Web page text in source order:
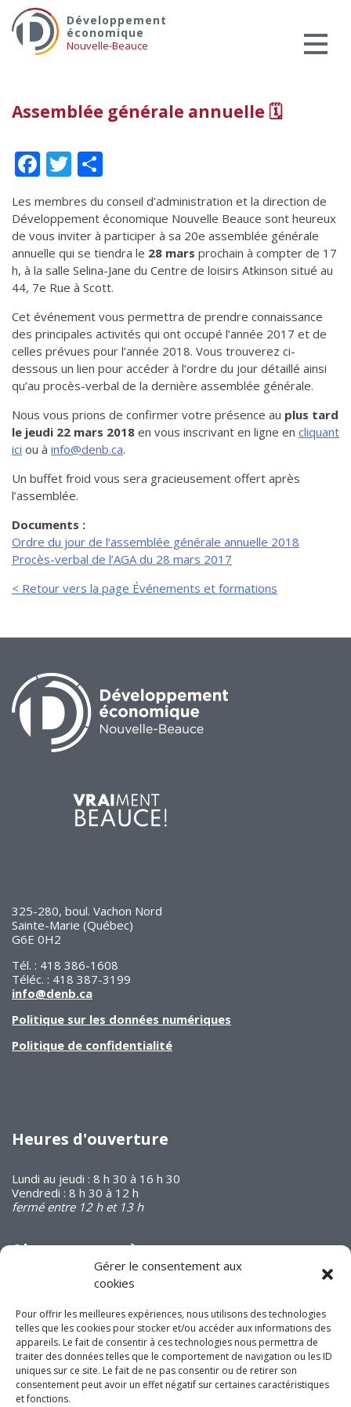
Gérer le consentement aux
cookies
Pour offrir les meilleures expériences, nous utilisons des technologies
telles que les cookies pour stocker et/ou accéder aux informations des
appareils. Le fait de consentir à ces technologies nous permettra de
traiter des données telles que le comportement de navigation ou les ID
uniques sur ce site. Le fait de ne pas consentir ou de retirer son
consentement peut avoir un effet négatif sur certaines caractéristiques
et fonctions.
Services aux entreprises
Pro Bono
Services-conseils – relève
ACCOMPAGNEMENT RH
Zones et parcs industriels
TARIFS AMÉRICAINS
Créavenir
Fonds locaux d’investissement et
de solidarité
Futurpreneur
Toile entrepreneuriale Nouvelle-
Documentation
content
Développement
économique
Nouvelle-Beauce
Assemblée générale annuelle 🗓
Facebook
Twitter
Les membres du conseil d’administration et la direction de
Développement économique Nouvelle Beauce sont heureux
de vous inviter à participer à sa 20e assemblée générale
annuelle qui se tiendra le 28 mars prochain à compter de 17
h, à la salle Selina-Jane du Centre de loisirs Atkinson situé au
44, 7e Rue à Scott.
Cet événement vous permettra de prendre connaissance
des principales activités qui ont occupé l’année 2017 et de
celles prévues pour l’année 2018. Vous trouverez ci-
dessous un lien pour accéder à l’ordre du jour détaillé ainsi
qu’au procès-verbal de la dernière assemblée générale.
Nous vous prions de confirmer votre présence au plus tard
le jeudi 22 mars 2018 en vous inscrivant en ligne en cliquant
ici ou à info@denb.ca.
Un buffet froid vous sera gracieusement offert après
l’assemblée.
Documents :
Ordre du jour de l’assemblée générale annuelle 2018
Procès-verbal de l’AGA du 28 mars 2017
< Retour vers la page Événements et formations
325-280, boul. Vachon Nord
Sainte-Marie (Québec)
G6E 0H2
Tél. : 418 386-1608
Téléc. : 418 387-3199
info@denb.ca
Politique sur les données numériques
Politique de confidentialité
Heures d'ouverture
Lundi au jeudi : 8 h 30 à 16 h 30
Vendredi : 8 h 30 à 12 h
fermé entre 12 h et 13 h
Abonnez-vous à
notre infolettre
Joignez-vous à nous
sur les réseaux